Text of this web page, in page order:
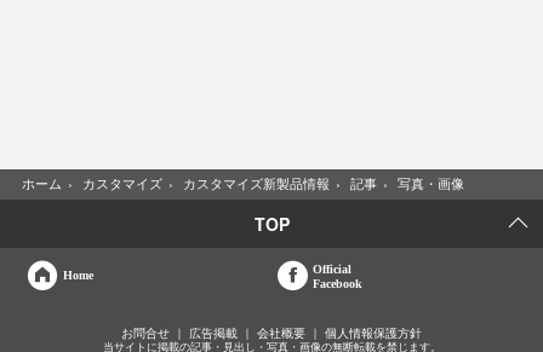
ホーム › カスタマイズ › カスタマイズ新製品情報 › 記事 › 写真・画像
TOP
Home
Official
Facebook
お問合せ 広告掲載 会社概要 個人情報保護方針
当サイトに掲載の記事・見出し・写真・画像の無断転載を禁じます。